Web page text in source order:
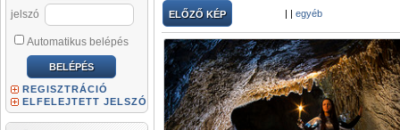
jelszó
Automatikus belépés
REGISZTRÁCIÓ
ELFELEJTETT JELSZÓ
ELŐZŐ KÉP | | egyéb